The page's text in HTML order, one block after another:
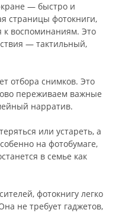
— быстро и
страницы фотокниги,
к воспоминаниям. Это
— тактильный,
отбора снимков. Это
переживаем важные
нарратив.
или устареть, а
на фотобумаге,
в семье как
фотокнигу легко
не требует гаджетов,